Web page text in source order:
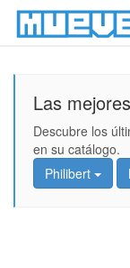
Las
Descubre los
en su catálogo.
Philibert